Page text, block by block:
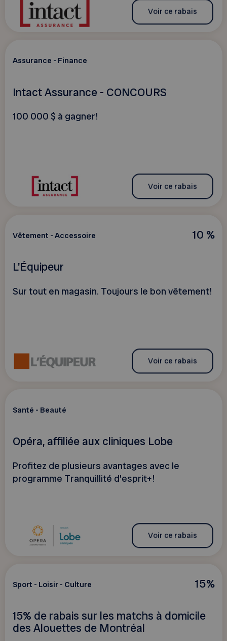
Voir ce rabais
Assurance - Finance
Intact Assurance - CONCOURS
100 000 $ à gagner!
Voir ce rabais
10 %
Vêtement - Accessoire
L'Équipeur
Sur tout en magasin. Toujours le bon vêtement!
Voir ce rabais
Santé - Beauté
Opéra, affiliée aux cliniques Lobe
Profitez de plusieurs avantages avec le
programme Tranquillité d’esprit+!
Voir ce rabais
15%
Sport - Loisir - Culture
15% de rabais sur les matchs à domicile
des Alouettes de Montréal